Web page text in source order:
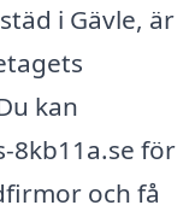
i Gävle, är
kan
8kb11a.se för
och få